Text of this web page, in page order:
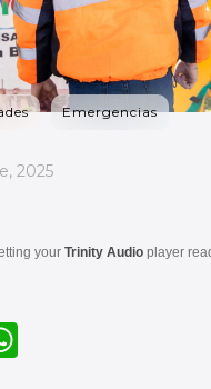
Emergencias
2025
your Trinity Audio player